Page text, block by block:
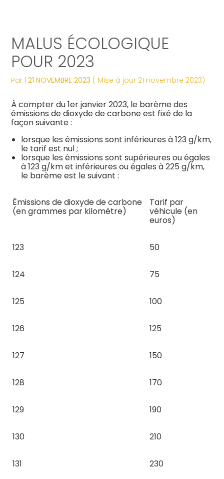
Gérer votre quotidien
Piloter votre entreprise
Développer votre entreprise
Construire votre patrimoine
Digitalisation
Comptabilité
Fiscalité
Social
Juridique
Audit
Gestion Administrative
Veille Juridique
Suivre votre comptabilité
Gérer vos ressources humaines
Dématérialiser vos documents
Confiez votre secrétariat
Juridique
Les dates clés
Nos engagements
Notre équipe engagée
Nos domaines d’expertise
Nos partenaires
Les plus du cabinet
Digitalisation
La vie du cabinet
Nos offres d’emploi
Le processus de recrutement
Postulez dès maintenant
MALUS ÉCOLOGIQUE
POUR 2023
Par |21 NOVEMBRE 2023 ( Mise à jour 21 novembre 2023)
À compter du 1er janvier 2023, le barème des
émissions de dioxyde de carbone est fixé de la
façon suivante :
lorsque les émissions sont inférieures à 123 g/km,
le tarif est nul ;
lorsque les émissions sont supérieures ou égales
à 123 g/km et inférieures ou égales à 225 g/km,
le barème est le suivant :
Émissions de dioxyde de carbone
(en grammes par kilomètre)
Tarif par
véhicule (en
euros)
123 50
124 75
125 100
126 125
127 150
128 170
129 190
130 210
131 230